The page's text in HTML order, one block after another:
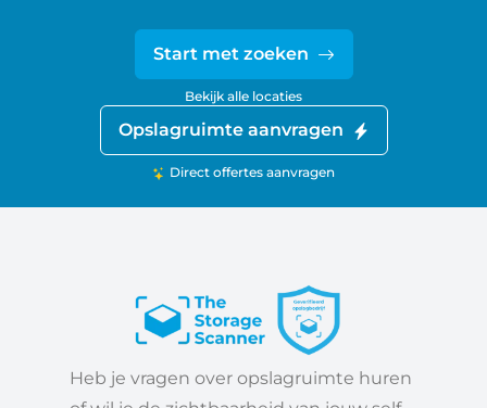
Start met zoeken
Bekijk alle locaties
Opslagruimte aanvragen
Direct offertes aanvragen
Heb je vragen over opslagruimte huren